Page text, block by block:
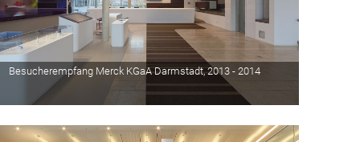
Besucherempfang Merck KGaA Darmstadt, 2013 - 2014